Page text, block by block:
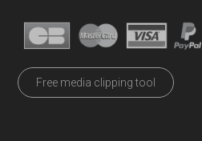
Free media clipping tool